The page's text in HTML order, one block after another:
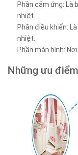
Phần cảm ứng: Là
nhiệt
Phần điều khiển:
nhiệt.
Phần màn hình:
Những ưu